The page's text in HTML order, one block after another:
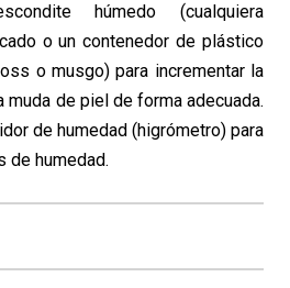
húmedo (cualquiera
o un contenedor de plástico
o musgo) para incrementar la
muda de piel de forma adecuada.
de humedad (higrómetro) para
de humedad.